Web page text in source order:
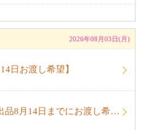
2026年08月03日(月)
日お渡し希望】
パターマット【最終出品8月14日までにお渡し希望】